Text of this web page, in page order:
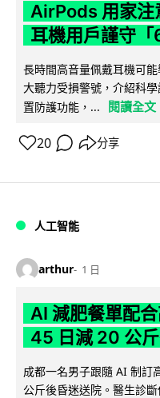
AirPods 用家注
耳機用戶謹守
長時間高音量佩戴耳機可
大聽力受損警號，介紹科
置防護功能，...
閱讀全文
20 分享
人工智能
arthur 1 日
AI 減肥餐單配
45 日減 20 公
成都一名男子跟隨 AI 制訂
公斤後昏迷送院。醫生診